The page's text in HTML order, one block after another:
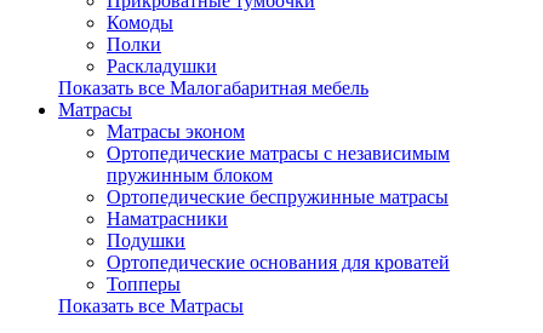
Комоды
Полки
Раскладушки
Показать все Малогабаритная мебель
Матрасы
Матрасы эконом
Ортопедические матрасы с независимым
пружинным блоком
Ортопедические беспружинные матрасы
Наматрасники
Подушки
Ортопедические основания для кроватей
Топперы
Показать все Матрасы